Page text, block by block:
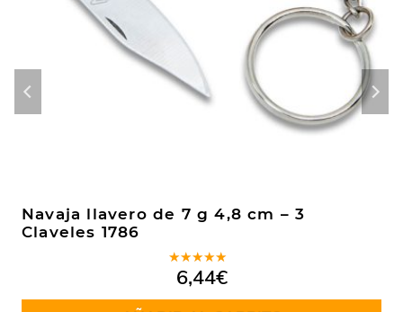
Navaja llavero de 7 g 4,8 cm – 3
Claveles 1786
Valorado
en5.00de
5
6,44€